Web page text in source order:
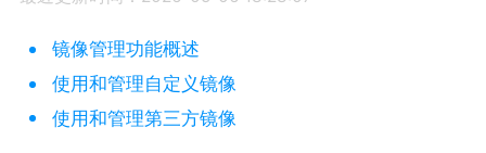
镜像管理功能概述
使用和管理自定义镜像
使用和管理第三方镜像